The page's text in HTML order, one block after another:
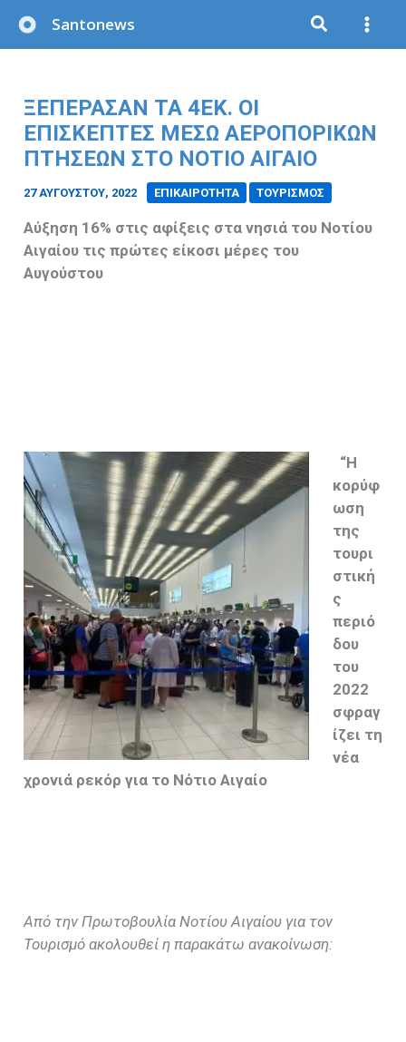
στο
Santonews
ΞΕΠΈΡΑΣΑΝ ΤΑ 4ΕΚ. ΟΙ
ΕΠΙΣΚΈΠΤΕΣ ΜΈΣΩ ΑΕΡΟΠΟΡΙΚΏΝ
ΠΤΉΣΕΩΝ ΣΤΟ ΝΌΤΙΟ ΑΙΓΑΊΟ
27 ΑΥΓΟΎΣΤΟΥ, 2022 ΕΠΙΚΑΙΡΟΤΗΤΑ ΤΟΥΡΙΣΜΟΣ
Αύξηση 16% στις αφίξεις στα νησιά του Νοτίου
Αιγαίου τις πρώτες είκοσι μέρες του
Αυγούστου
“Η
κορύφ
ωση
της
τουρι
στική
ς
περιό
δου
του
2022
σφραγ
ίζει τη
νέα
χρονιά ρεκόρ για το Νότιο Αιγαίο
Από την Πρωτοβουλία Νοτίου Αιγαίου για τον
Τουρισμό ακολουθεί η παρακάτω ανακοίνωση: